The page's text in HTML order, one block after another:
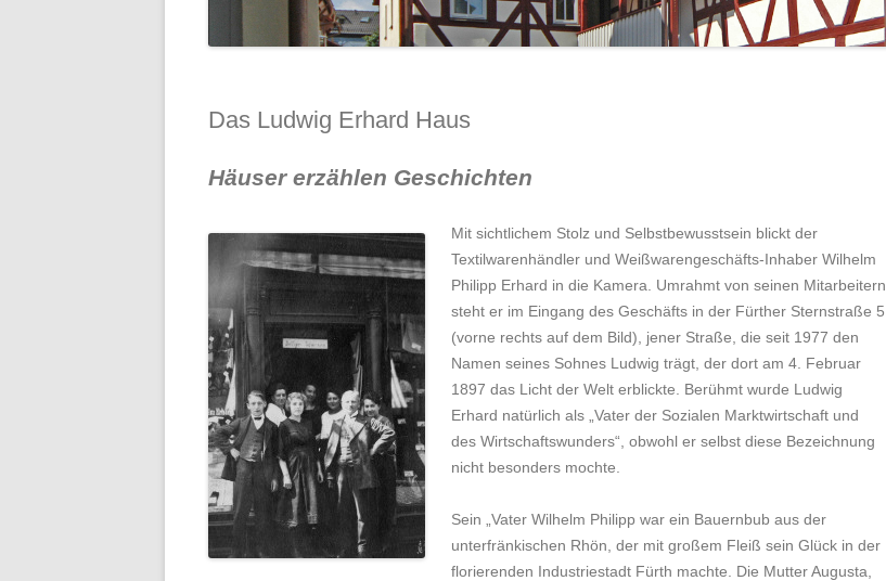
JAHRESBERICHT 2019
SCHILLERSTRASSE 10: BERTHA B
AUDRACCO-WOLF
Das Ludwig Erhard Haus
Häuser erzählen Geschichten
Mit sichtlichem Stolz und Selbstbewusstsein blickt der
Textilwarenhändler und Weißwarengeschäfts-Inhaber Wilhelm
Philipp Erhard in die Kamera. Umrahmt von seinen Mitarbeitern
steht er im Eingang des Geschäfts in der Fürther Sternstraße 5
(vorne rechts auf dem Bild), jener Straße, die seit 1977 den
Namen seines Sohnes Ludwig trägt, der dort am 4. Februar
1897 das Licht der Welt erblickte. Berühmt wurde Ludwig
Erhard natürlich als „Vater der Sozialen Marktwirtschaft und
des Wirtschaftswunders“, obwohl er selbst diese Bezeichnung
nicht besonders mochte.
Sein „Vater Wilhelm Philipp war ein Bauernbub aus der
unterfränkischen Rhön, der mit großem Fleiß sein Glück in der
florierenden Industriestadt Fürth machte. Die Mutter Augusta,